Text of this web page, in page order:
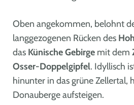
Oben angekommen, belohnt
langgezogenen Rücken des
das Künische Gebirge mit dem
Osser-Doppelgipfel. Idyllisch
hinunter in das grüne Zellertal,
Donauberge aufsteigen.